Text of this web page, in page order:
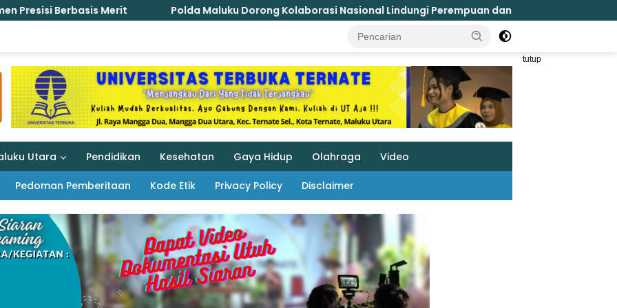
Polda Maluku Dorong Kolaborasi Nasional Lindungi Perempuan dan Anak Melalui Forum Perempuan Seribu Pulau
tutup
Utara Pendidikan Kesehatan Gaya Hidup Olahraga Video
Pedoman Pemberitaan Kode Etik Privacy Policy Disclaimer